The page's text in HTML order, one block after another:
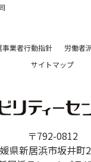
〒792-0812
県新居浜市坂井町
事業者行動指針
労働者
サイトマップ